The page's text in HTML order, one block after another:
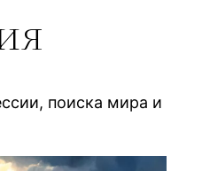
поиска мира и